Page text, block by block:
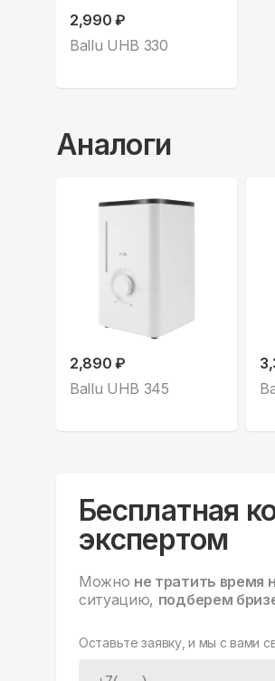
2,990 ₽
Ballu UHB 330
Аналоги
2,890 ₽
Ballu UHB 345
Бесплатная
экспертом
Можно не тратить время
ситуацию, подберем
Оставьте заявку, и мы с вами